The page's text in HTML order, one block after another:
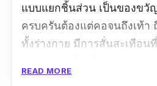
แบบแยกชิ้นส่วน เป็นของข
ครบครันต้องแต่คอจนถึงเท้า
ทั้งร่างกาย มีการสั่นสะเทีอน
ปวดเมื่อยได้อย่าง ถือเป็นขอ
READ MORE